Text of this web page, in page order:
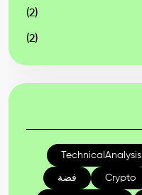
(2)
(2)
TechnicalAnalysis
Crypto فضة